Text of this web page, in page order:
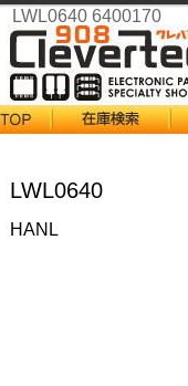
LWL0640 6400170
LWL0640
HANL